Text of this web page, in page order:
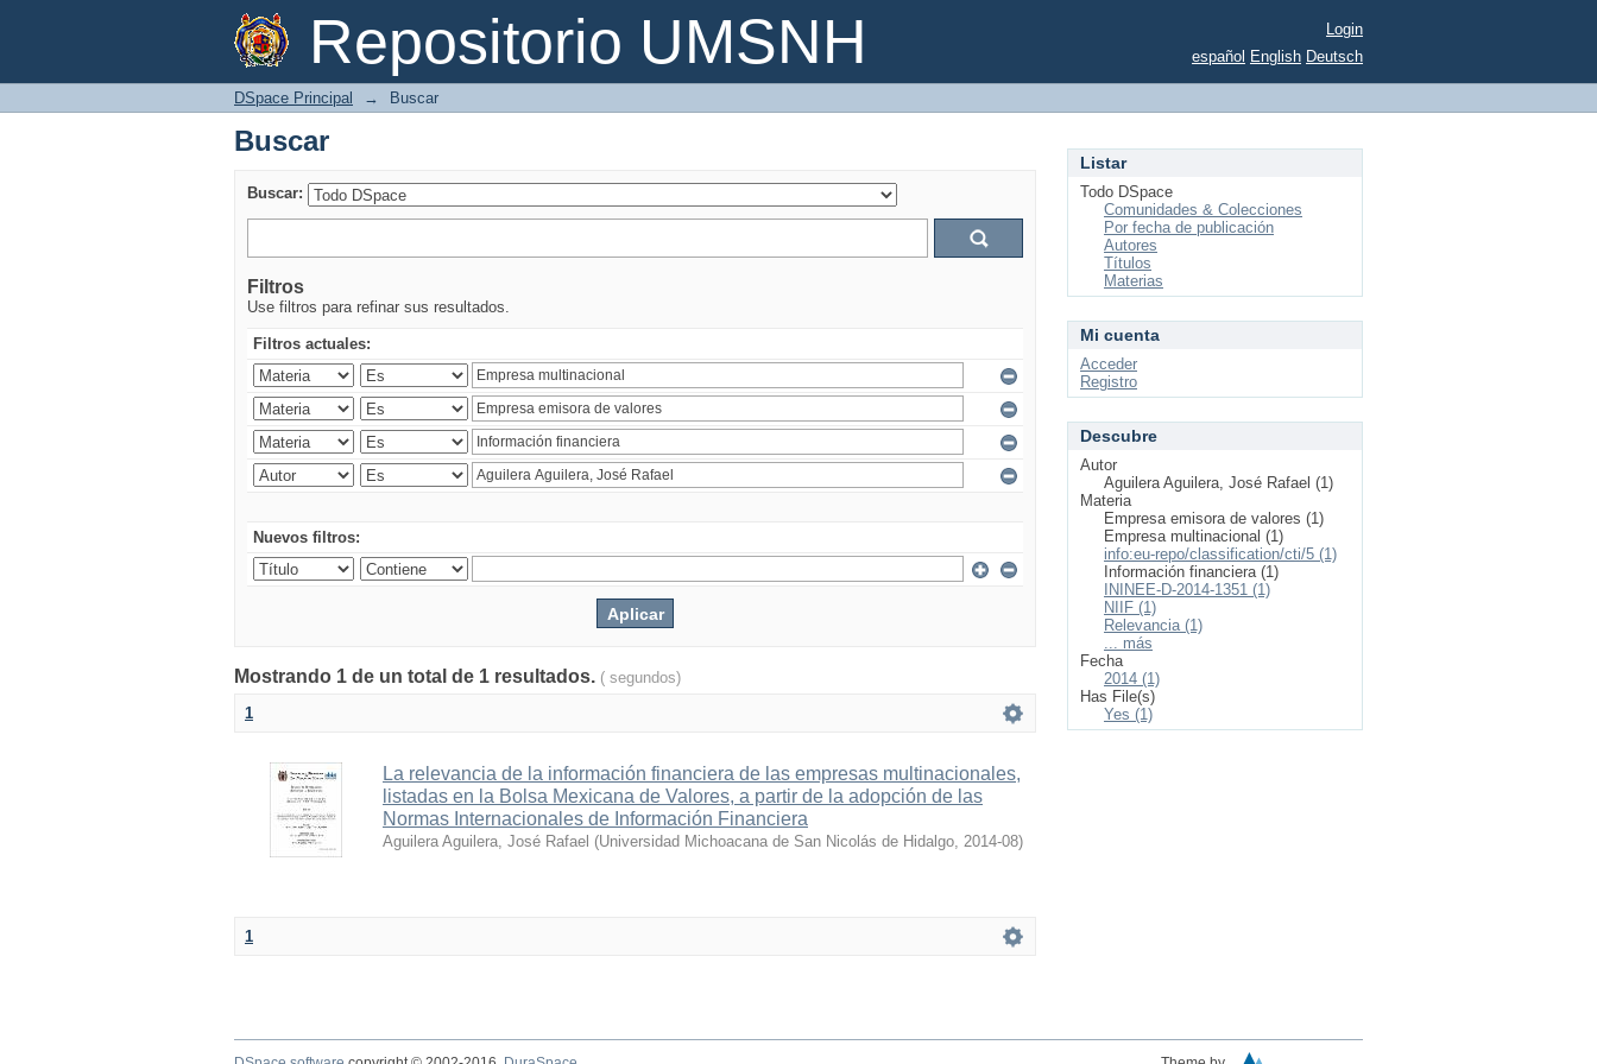
Repositorio UMSNH
Buscar
Login
español English Deutsch
DSpace Principal → Buscar
Buscar
Buscar:
Filtros
Use filtros para refinar sus resultados.
Filtros actuales:
Nuevos filtros:
Mostrando 1 de un total de 1 resultados. ( segundos)
1
La relevancia de la información financiera de las empresas multinacionales,
listadas en la Bolsa Mexicana de Valores, a partir de la adopción de las
Normas Internacionales de Información Financiera
Aguilera Aguilera, José Rafael (Universidad Michoacana de San Nicolás de Hidalgo, 2014-08)
1
Listar
Todo DSpace
Comunidades & Colecciones
Por fecha de publicación
Autores
Títulos
Materias
Mi cuenta
Acceder
Registro
Descubre
Autor
Aguilera Aguilera, José Rafael (1)
Materia
Empresa emisora de valores (1)
Empresa multinacional (1)
info:eu-repo/classification/cti/5 (1)
Información financiera (1)
ININEE-D-2014-1351 (1)
NIIF (1)
Relevancia (1)
... más
Fecha
2014 (1)
Has File(s)
Yes (1)